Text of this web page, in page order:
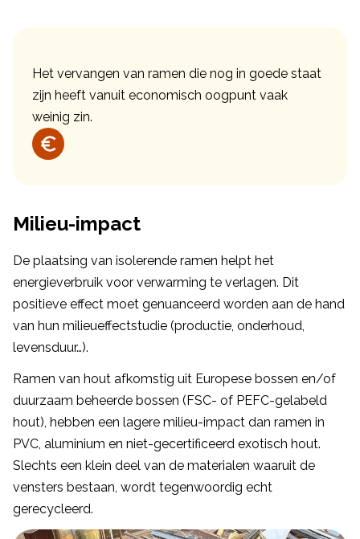
Het vervangen van ramen die nog in goede staat
zijn heeft vanuit economisch oogpunt vaak
weinig zin.
Milieu-impact
De plaatsing van isolerende ramen helpt het
energieverbruik voor verwarming te verlagen. Dit
positieve effect moet genuanceerd worden aan de hand
van hun milieueffectstudie (productie, onderhoud,
levensduur…).
Ramen van hout afkomstig uit Europese bossen en/of
duurzaam beheerde bossen (FSC- of PEFC-gelabeld
hout), hebben een lagere milieu-impact dan ramen in
PVC, aluminium en niet-gecertificeerd exotisch hout.
Slechts een klein deel van de materialen waaruit de
vensters bestaan, wordt tegenwoordig echt
gerecycleerd.